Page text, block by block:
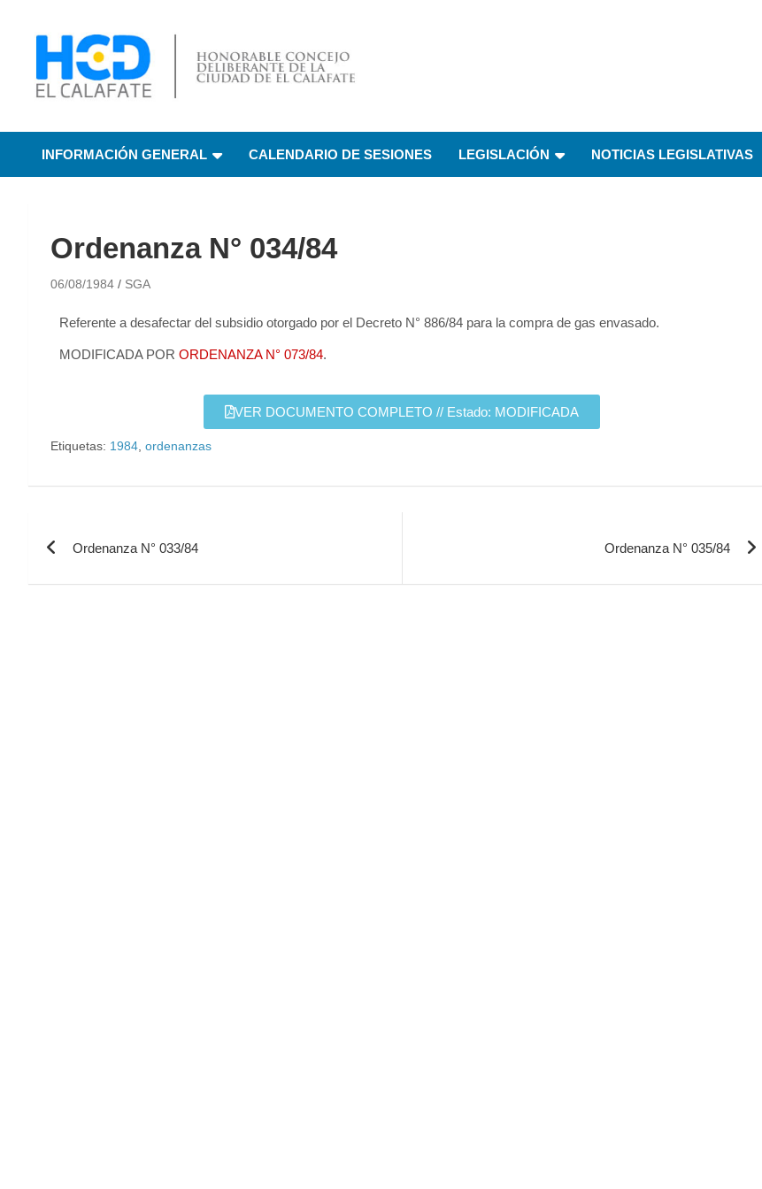
Honorable Concejo
Deliberante de El
INFORMACIÓN GENERAL CALENDARIO DE SESIONES LEGISLACIÓN NOTICIAS LEGISLATIVAS
Ordenanza N° 034/84
06/08/1984 SGA
Referente a desafectar del subsidio otorgado por el Decreto N° 886/84 para la compra de gas envasado.
MODIFICADA POR ORDENANZA N° 073/84.
VER DOCUMENTO COMPLETO // Estado: MODIFICADA
Etiquetas: 1984, ordenanzas
Ordenanza N° 033/84 Ordenanza N° 035/84